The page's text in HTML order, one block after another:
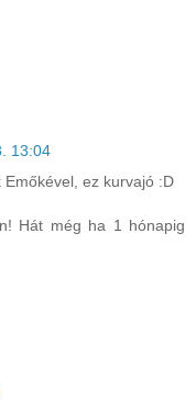
13:04
ez kurvajó :D
Hát még ha 1 hónapig